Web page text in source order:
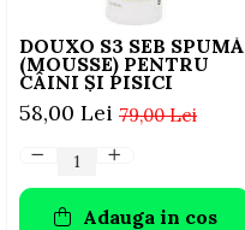
DOUXO S3 SEB SPUMĂ
(MOUSSE) PENTRU
CÂINI ȘI PISICI
79,00 Lei
58,00 Lei
Adauga in cos